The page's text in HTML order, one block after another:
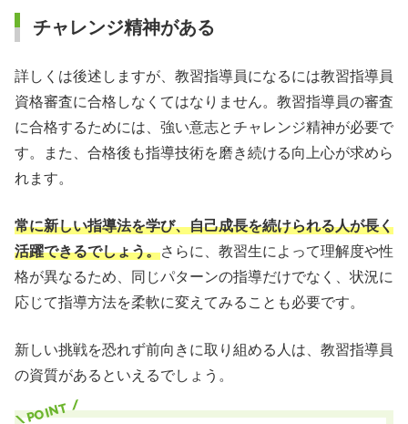
チャレンジ精神がある
詳しくは後述しますが、教習指導員になるには教習指導員
資格審査に合格しなくてはなりません。教習指導員の審査
に合格するためには、強い意志とチャレンジ精神が必要で
す。また、合格後も指導技術を磨き続ける向上心が求めら
れます。
常に新しい指導法を学び、自己成長を続けられる人が長く
活躍できるでしょう。さらに、教習生によって理解度や性
格が異なるため、同じパターンの指導だけでなく、状況に
応じて指導方法を柔軟に変えてみることも必要です。
新しい挑戦を恐れず前向きに取り組める人は、教習指導員
の資質があるといえるでしょう。